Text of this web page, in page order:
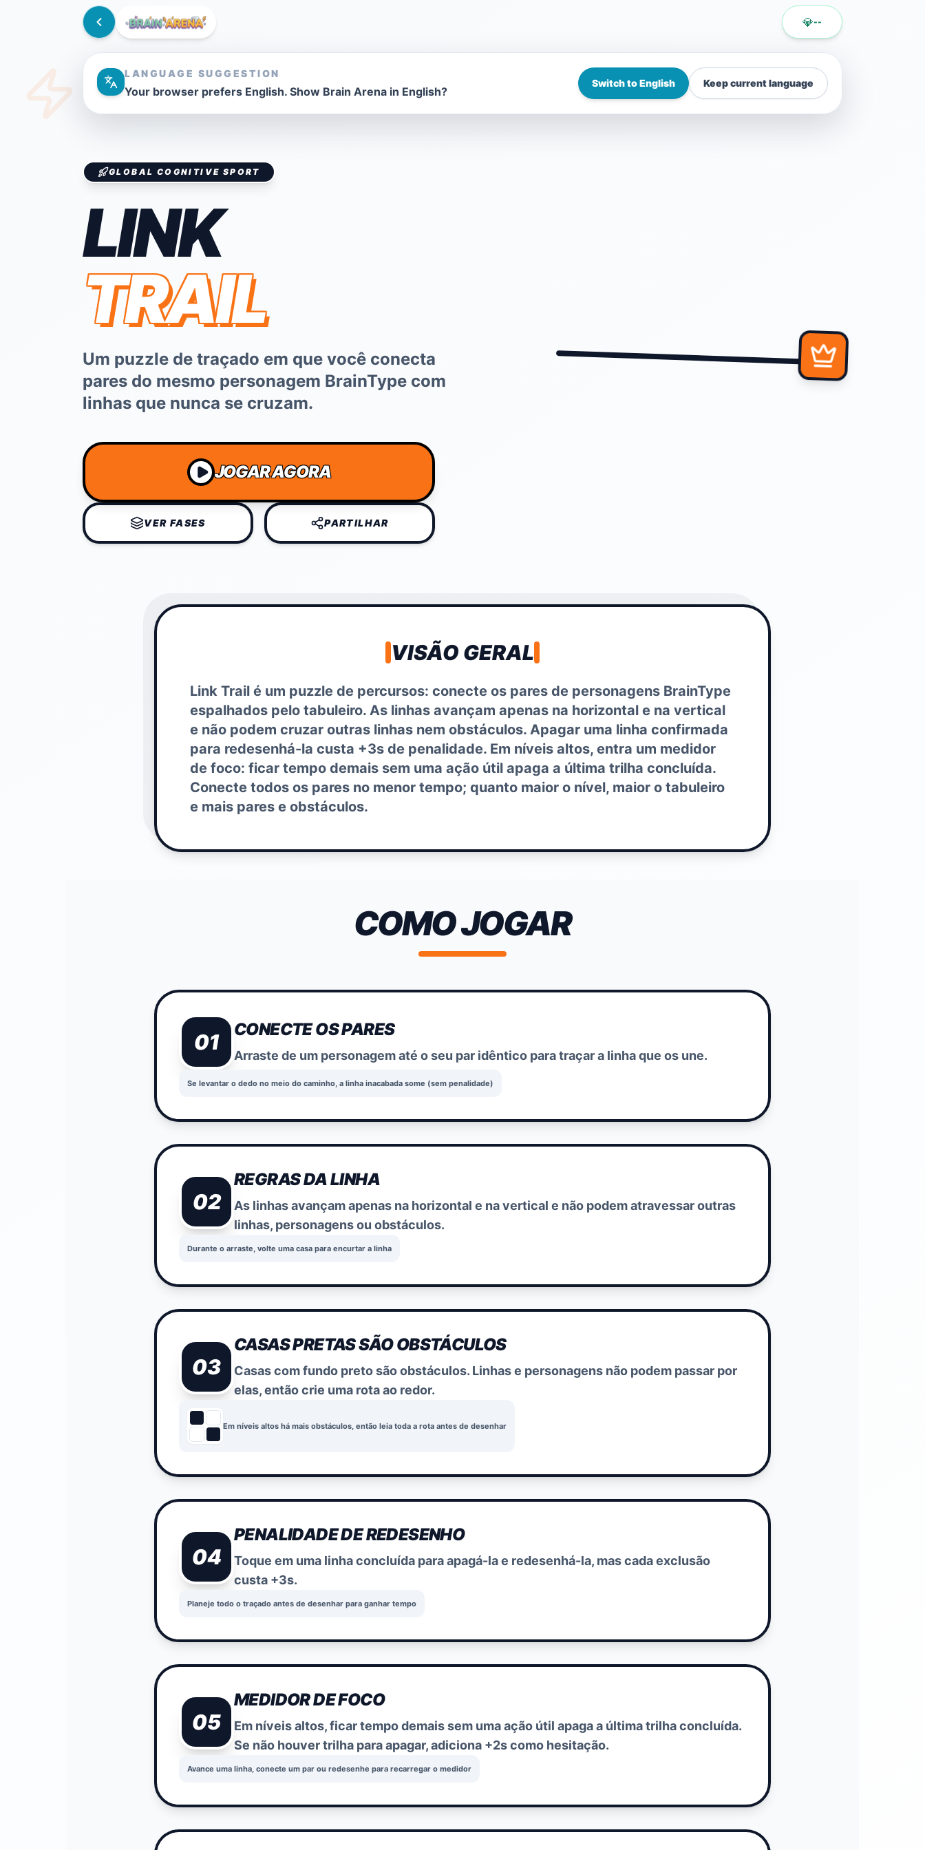
LANGUAGE SUGGESTION
Your browser prefers English. Show Brain Arena in English?
Switch to English Keep current language
💎--
GLOBAL COGNITIVE SPORT
LINK
TRAIL
Um puzzle de traçado em que você conecta
pares do mesmo personagem BrainType com
linhas que nunca se cruzam.
JOGAR AGORA
VER FASES PARTILHAR
VISÃO GERAL
Link Trail é um puzzle de percursos: conecte os pares de personagens BrainType
espalhados pelo tabuleiro. As linhas avançam apenas na horizontal e na vertical
e não podem cruzar outras linhas nem obstáculos. Apagar uma linha confirmada
para redesenhá-la custa +3s de penalidade. Em níveis altos, entra um medidor
de foco: ficar tempo demais sem uma ação útil apaga a última trilha concluída.
Conecte todos os pares no menor tempo; quanto maior o nível, maior o tabuleiro
e mais pares e obstáculos.
COMO JOGAR
01
CONECTE OS PARES
Arraste de um personagem até o seu par idêntico para traçar a linha que os une.
Se levantar o dedo no meio do caminho, a linha inacabada some (sem penalidade)
02
REGRAS DA LINHA
As linhas avançam apenas na horizontal e na vertical e não podem atravessar outras
linhas, personagens ou obstáculos.
Durante o arraste, volte uma casa para encurtar a linha
03
CASAS PRETAS SÃO OBSTÁCULOS
Casas com fundo preto são obstáculos. Linhas e personagens não podem passar por
elas, então crie uma rota ao redor.
Em níveis altos há mais obstáculos, então leia toda a rota antes de desenhar
04
PENALIDADE DE REDESENHO
Toque em uma linha concluída para apagá-la e redesenhá-la, mas cada exclusão
custa +3s.
Planeje todo o traçado antes de desenhar para ganhar tempo
05
MEDIDOR DE FOCO
Em níveis altos, ficar tempo demais sem uma ação útil apaga a última trilha concluída.
Se não houver trilha para apagar, adiciona +2s como hesitação.
Avance uma linha, conecte um par ou redesenhe para recarregar o medidor